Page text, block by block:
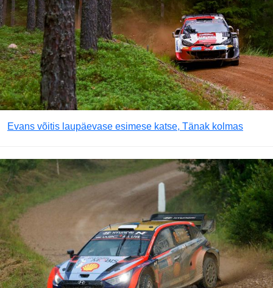
Evans võitis laupäevase esimese katse, Tänak kolmas